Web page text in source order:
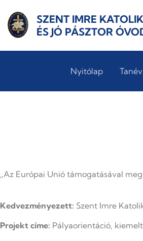
SZENT IMRE
ÉS JÓ PÁSZTOR
Nyitólap
„Az Európai Unió támogatásával
Kedvezményezett: Szent Imre
Projekt címe: Pályaorientáció,